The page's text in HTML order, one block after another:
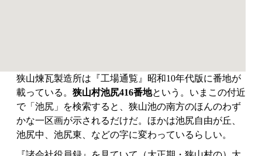
狭山煉瓦製造所は『工場通覧』昭和10年代版に番地が
載っている。 狭山村池尻416番地という。いまこの付近
で「池尻」を検索すると、狭山池の南方のほんのわず
かな一区画が示されるだけだ。ほかは池尻自由が丘、
池尻中、池尻東、などの字に変わっているらしい。